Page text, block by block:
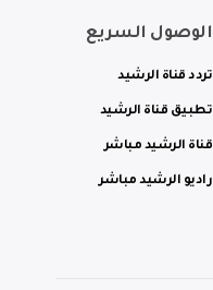
الوصول السريع
تردد قناة الرشيد
تطبيق قناة الرشيد
قناة الرشيد مباشر
راديو الرشيد مباشر